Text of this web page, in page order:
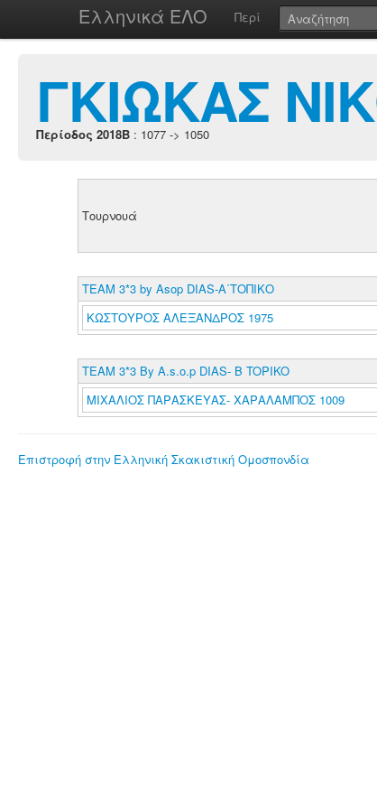
Ελληνικά ΕΛΟ Περί
ΓΚΙΩΚΑΣ
Περίοδος 2018B : 1077 -> 1050
Τουρνουά
TEAM 3*3 by Asop DIAS-A΄ΤΟΠΙΚΟ
ΚΩΣΤΟΥΡΟΣ ΑΛΕΞΑΝΔΡΟΣ 1975
TEAM 3*3 By A.s.o.p DIAS- B TOPIKO
ΜΙΧΑΛΙΟΣ ΠΑΡΑΣΚΕΥΑΣ- ΧΑΡΑΛΑΜΠΟΣ 1009
Επιστροφή στην Ελληνική Σκακιστική Ομοσπονδία